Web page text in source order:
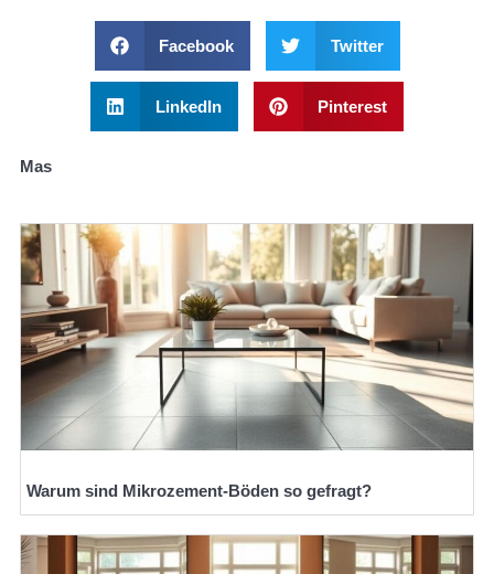
Facebook Twitter
LinkedIn Pinterest
Mas
Warum sind Mikrozement-Böden so gefragt?